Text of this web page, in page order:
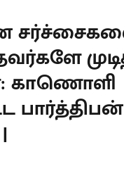
காணொளி